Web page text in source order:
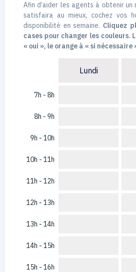
Afin d’aider les agents à obtenir un
satisfaira au mieux, cochez vos
disponibilité en semaine. Cliquez
cases pour changer les couleurs.
« oui », le orange à « si nécessaire
7h - 8h
8h - 9h
9h - 10h
10h - 11h
11h - 12h
12h - 13h
13h - 14h
14h - 15h
15h - 16h
Lundi